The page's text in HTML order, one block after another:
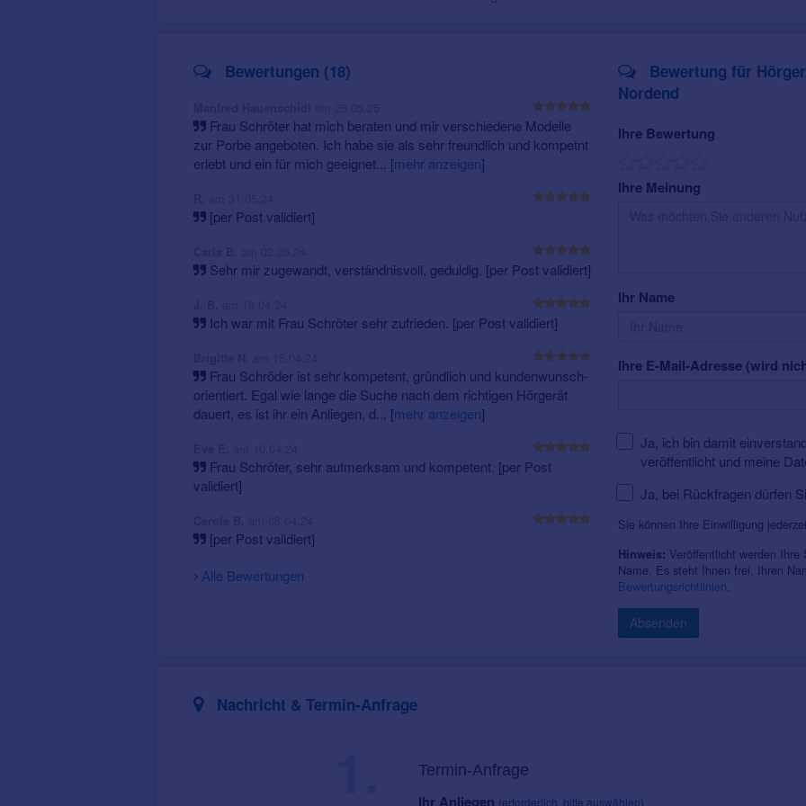
wieder besser verstehen und wahrnehmen können.
Darunter zählen Standardgehörschutz und auch individuelle
Bonsel-Kundenkarte
Dabei profitieren Sie von heldenhaften Vorteilen, wie einer
Rabatten und vielem mehr!
Fernanpassung
Egal ob auf der Couch zu Hause oder im Urlaub in der
können Sie sich mit uns in Verbindung setzen, sodass
werden können.
Ein CI ist insbesondere für Menschen, deren Schwerhörigkeit
vor allem das Sprachverstehen.
Hörschmuck
Unsere diplomierte Schmuckdesignerin fertigt in liebevoller
äußerst diskret ist, sondern sich darüber hinaus durch ein
auszeichnen.
Bewertungen (18)
Frau Schröter hat mich beraten und mir verschiedene Modelle
zur Porbe angeboten. Ich habe sie als sehr freundlich und kompetnt
erlebt und ein für mich geeignet... [mehr anzeigen]
[per Post validiert]
Sehr mir zugewandt, verständnisvoll, geduldig. [per Post validiert]
Ich war mit Frau Schröter sehr zufrieden. [per Post validiert]
Frau Schröder ist sehr kompetent, gründlich und kundenwunsch-
orientiert. Egal wie lange die Suche nach dem richtigen Hörgerät
dauert, es ist ihr ein Anliegen, d... [mehr anzeigen]
Frau Schröter, sehr aufmerksam und kompetent. [per Post
validiert]
[per Post validiert]
Alle Bewertungen
Bewertung für
Nordend
Ihre Bewertung
Ihre Meinung
Ihr Name
Ihre E-Mail-Adresse (wird
Ja, ich bin damit
veröffentlicht und meine
Ja, bei Rückfragen dürfen
Sie können Ihre Einwilligung
Hinweis: Veröffentlicht werden
Name. Es steht Ihnen frei, Ihren
Bewertungsrichtlinien.
Absenden
Nachricht & Termin-Anfrage
Termin-Anfrage
Ihr Anliegen (erforderlich, bitte auswählen)